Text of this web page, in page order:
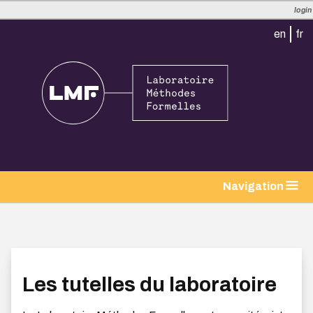
login
en fr
Navigation
Les tutelles du laboratoire